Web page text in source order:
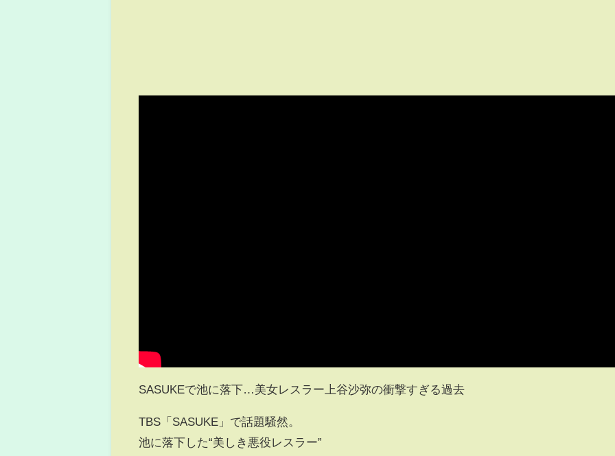
SASUKEで池に落下…美女レスラー上谷沙弥の衝撃すぎる過去
TBS「SASUKE」で話題騒然。
池に落下した“美しき悪役レスラー”